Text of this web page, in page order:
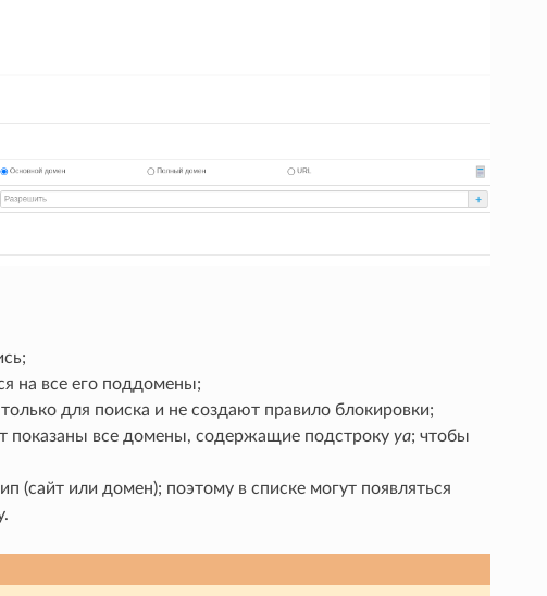
на все его поддомены;
для поиска и не создают правило блокировки;
показаны все домены, содержащие подстроку ya; чтобы
(сайт или домен); поэтому в списке могут появляться